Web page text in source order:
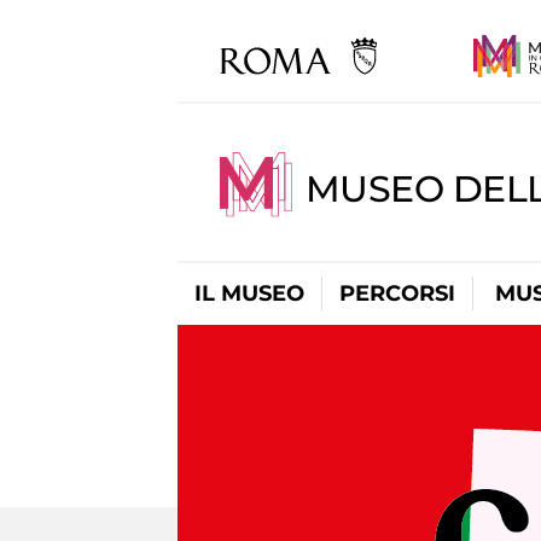
MUSEO
IL MUSEO PERCORSI